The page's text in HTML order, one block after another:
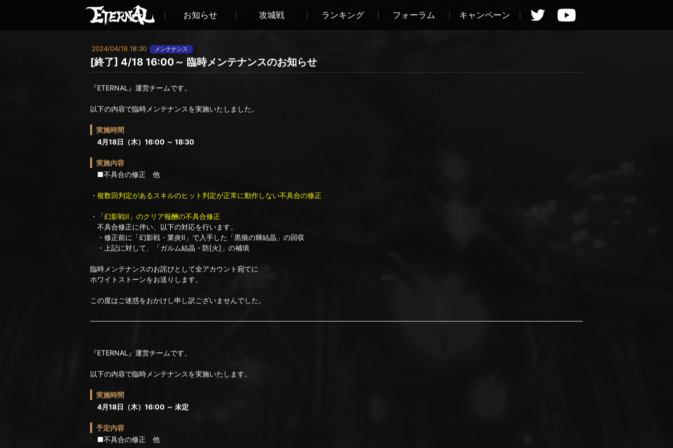
お知らせ 攻城戦 ランキング フォーラム キャンペーン
2024/04/18 18:30 メンテナンス
[終了] 4/18 16:00～ 臨時メンテナンスのお知らせ
『ETERNAL』運営チームです。
以下の内容で臨時メンテナンスを実施いたしました。
実施時間
4月18日（木）16:00 ～ 18:30
実施内容
■不具合の修正 他
・複数回判定があるスキルのヒット判定が正常に動作しない不具合の修正
・「幻影戦II」のクリア報酬の不具合修正
不具合修正に伴い、以下の対応を行います。
・修正前に「幻影戦・業炎II」で入手した「黒狼の輝結晶」の回収
・上記に対して、「ガルム結晶・防[火]」の補填
臨時メンテナンスのお詫びとして全アカウント宛てに
ホワイトストーンをお送りします。
この度はご迷惑をおかけし申し訳ございませんでした。
『ETERNAL』運営チームです。
以下の内容で臨時メンテナンスを実施いたします。
実施時間
4月18日（木）16:00 ～ 未定
予定内容
■不具合の修正 他